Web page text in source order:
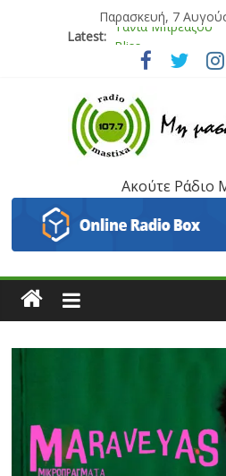
Παρασκευή, 7
Latest:
Bliss
Μάνος Τρυπιάς &
Ιορδάνης Αγαπητός
Μαριάννα Μασάδη
Τάνια Μπρεάζου
Ακούτε Ράδιο